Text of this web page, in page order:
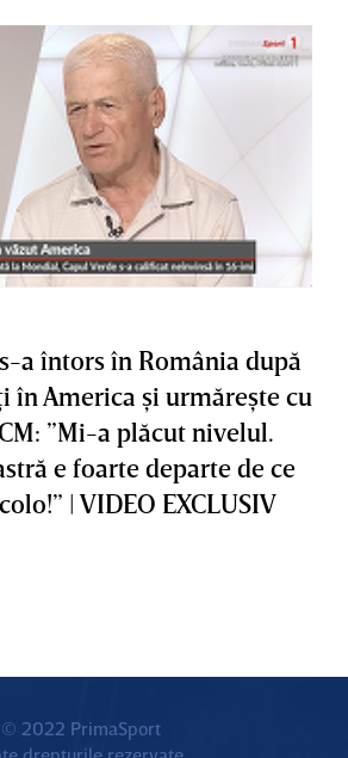
a întors în România după
în America şi urmăreşte cu
”Mi-a plăcut nivelul.
e foarte departe de ce
| VIDEO EXCLUSIV
© 2022 PrimaSport